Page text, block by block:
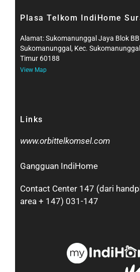
Plasa Telkom IndiHome
Alamat: Sukomanunggal Jaya Blok
Sukomanunggal, Kec.
Timur 60188
View Map
Links
www.orbittelkomsel.com
Gangguan IndiHome
Contact Center 147 (dari
area + 147) 031-147